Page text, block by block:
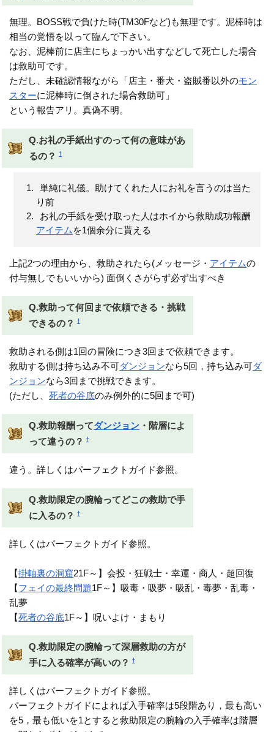
無理。BOSS戦で負けた時(TM30Fなど)も無理です。泥棒時は
相当の覚悟を以って臨んで下さい。
なお、泥棒前に店主にちょっかい出すなどして死亡した場合
は救助可です。
ただし、未確認情報ながら「店主・番犬・盗賊番以外のモン
スターに泥棒時に倒された場合救助可」
という報告アリ。真偽不明。
Q.お礼の手紙出すのって何の意味があ
るの？
†
単純に礼儀。助けてくれた人にお礼を言うのは当た
り前
お礼の手紙を受け取った人はホイから救助成功報酬
アイテム を1個余分に貰える
上記2つの理由から、救助されたら(メッセージ・ アイテムの
付与無しでもいいから) 面倒くさがらず必ず出すべき
Q.救助って何回まで依頼できる・挑戦
できるの？
†
救助される側は1回の冒険につき3回まで依頼できます。
救助する側は持ち込み不可ダンジョンなら5回，持ち込み可ダ
ンジョンなら3回まで挑戦できます。
(ただし、死者の谷底のみ例外的に5回まで可)
Q.救助報酬ってダンジョン・階層によ
って違うの？
†
違う。詳しくはパーフェクトガイド参照。
Q.救助限定の腕輪ってどこの救助で手
に入るの？
†
詳しくはパーフェクトガイド参照。
【掛軸裏の洞窟21F～】会投・狂戦士・幸運・商人・超回復
【フェイの最終問題1F～】吸毒・吸夢・吸乱・毒夢・乱毒・
乱夢
【死者の谷底1F～】呪いよけ・まもり
Q.救助限定の腕輪って深層救助の方が
手に入る確率が高いの？
†
詳しくはパーフェクトガイド参照。
パーフェクトガイドによれば入手確率は5段階あり，最も高い
を5，最も低いを1とすると救助限定の腕輪の入手確率は階層